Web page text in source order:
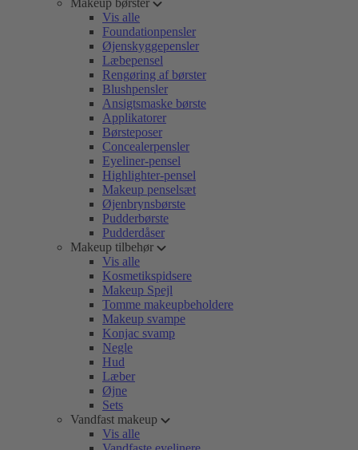
Makeup børster
Vis alle
Foundationpensler
Øjenskyggepensler
Læbepensel
Rengøring af børster
Blushpensler
Ansigtsmaske børste
Applikatorer
Børsteposer
Concealerpensler
Eyeliner-pensel
Highlighter-pensel
Makeup penselsæt
Øjenbrynsbørste
Pudderbørste
Pudderdåser
Makeup tilbehør
Vis alle
Kosmetikspidsere
Makeup Spejl
Tomme makeupbeholdere
Makeup svampe
Konjac svamp
Negle
Hud
Læber
Øjne
Sets
Vandfast makeup
Vis alle